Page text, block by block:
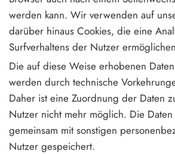
werden kann. Wir verwenden auf
darüber hinaus Cookies, die eine
Surfverhaltens der Nutzer
Die auf diese Weise erhobenen
werden durch technische
Daher ist eine Zuordnung der Daten
Nutzer nicht mehr möglich. Die
gemeinsam mit sonstigen
Nutzer gespeichert.